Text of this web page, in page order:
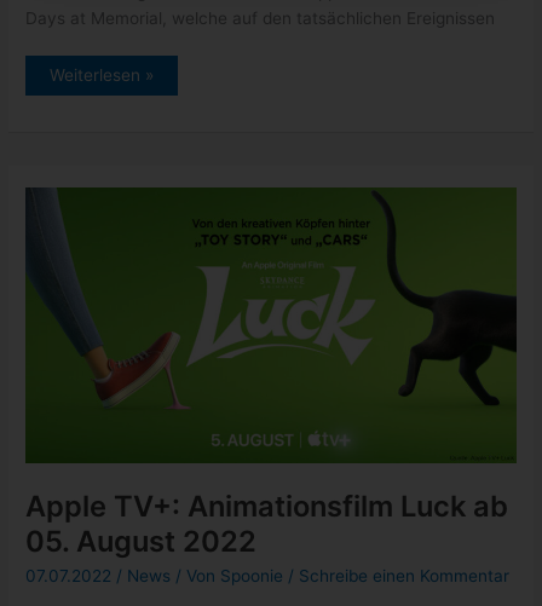
Days at Memorial, welche auf den tatsächlichen Ereignissen
Apple
und
Starttermin
Weiterlesen »
Apple TV+: Animationsfilm Luck ab
05. August 2022
07.07.2022 / News / Von Spoonie / Schreibe einen Kommentar